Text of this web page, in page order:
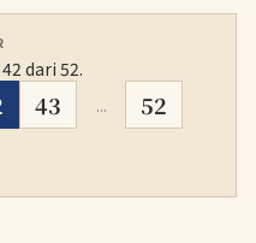
langkah tersebut
potensi
dari 52.
43 ... 52